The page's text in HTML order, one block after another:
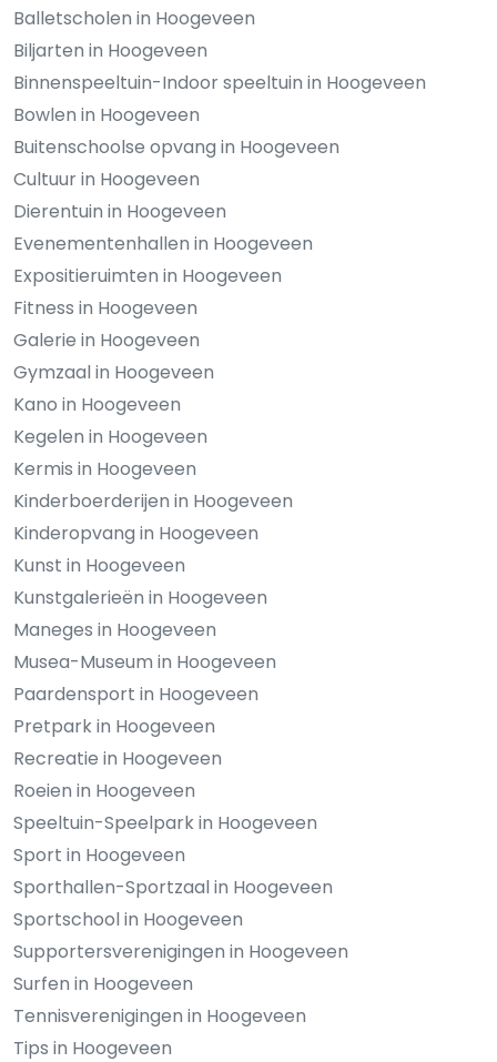
Balletscholen in Hoogeveen
Biljarten in Hoogeveen
Binnenspeeltuin-Indoor speeltuin in Hoogeveen
Bowlen in Hoogeveen
Buitenschoolse opvang in Hoogeveen
Cultuur in Hoogeveen
Dierentuin in Hoogeveen
Evenementenhallen in Hoogeveen
Expositieruimten in Hoogeveen
Fitness in Hoogeveen
Galerie in Hoogeveen
Gymzaal in Hoogeveen
Kano in Hoogeveen
Kegelen in Hoogeveen
Kermis in Hoogeveen
Kinderboerderijen in Hoogeveen
Kinderopvang in Hoogeveen
Kunst in Hoogeveen
Kunstgalerieën in Hoogeveen
Maneges in Hoogeveen
Musea-Museum in Hoogeveen
Paardensport in Hoogeveen
Pretpark in Hoogeveen
Recreatie in Hoogeveen
Roeien in Hoogeveen
Speeltuin-Speelpark in Hoogeveen
Sport in Hoogeveen
Sporthallen-Sportzaal in Hoogeveen
Sportschool in Hoogeveen
Supportersverenigingen in Hoogeveen
Surfen in Hoogeveen
Tennisverenigingen in Hoogeveen
Tips in Hoogeveen